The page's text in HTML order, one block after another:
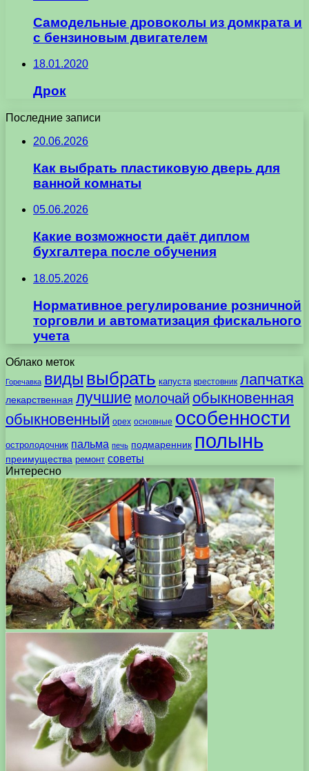
Самодельные дровоколы из домкрата и
с бензиновым двигателем
18.01.2020
Дрок
Последние записи
20.06.2026
Как выбрать пластиковую дверь для
ванной комнаты
05.06.2026
Какие возможности даёт диплом
бухгалтера после обучения
18.05.2026
Нормативное регулирование розничной
торговли и автоматизация фискального
учета
Облако меток
Горечавка виды выбрать капуста крестовник лапчатка
лекарственная лучшие молочай обыкновенная
обыкновенный орех основные особенности
остролодочник пальма печь подмаренник полынь
преимущества ремонт советы
Интересно